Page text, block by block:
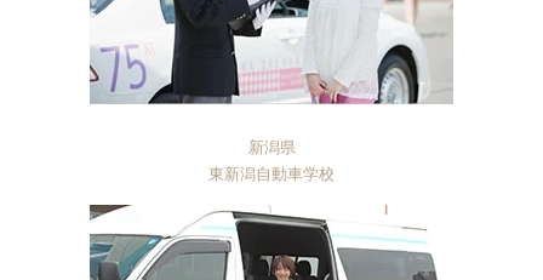
新潟県
東新潟自動車学校